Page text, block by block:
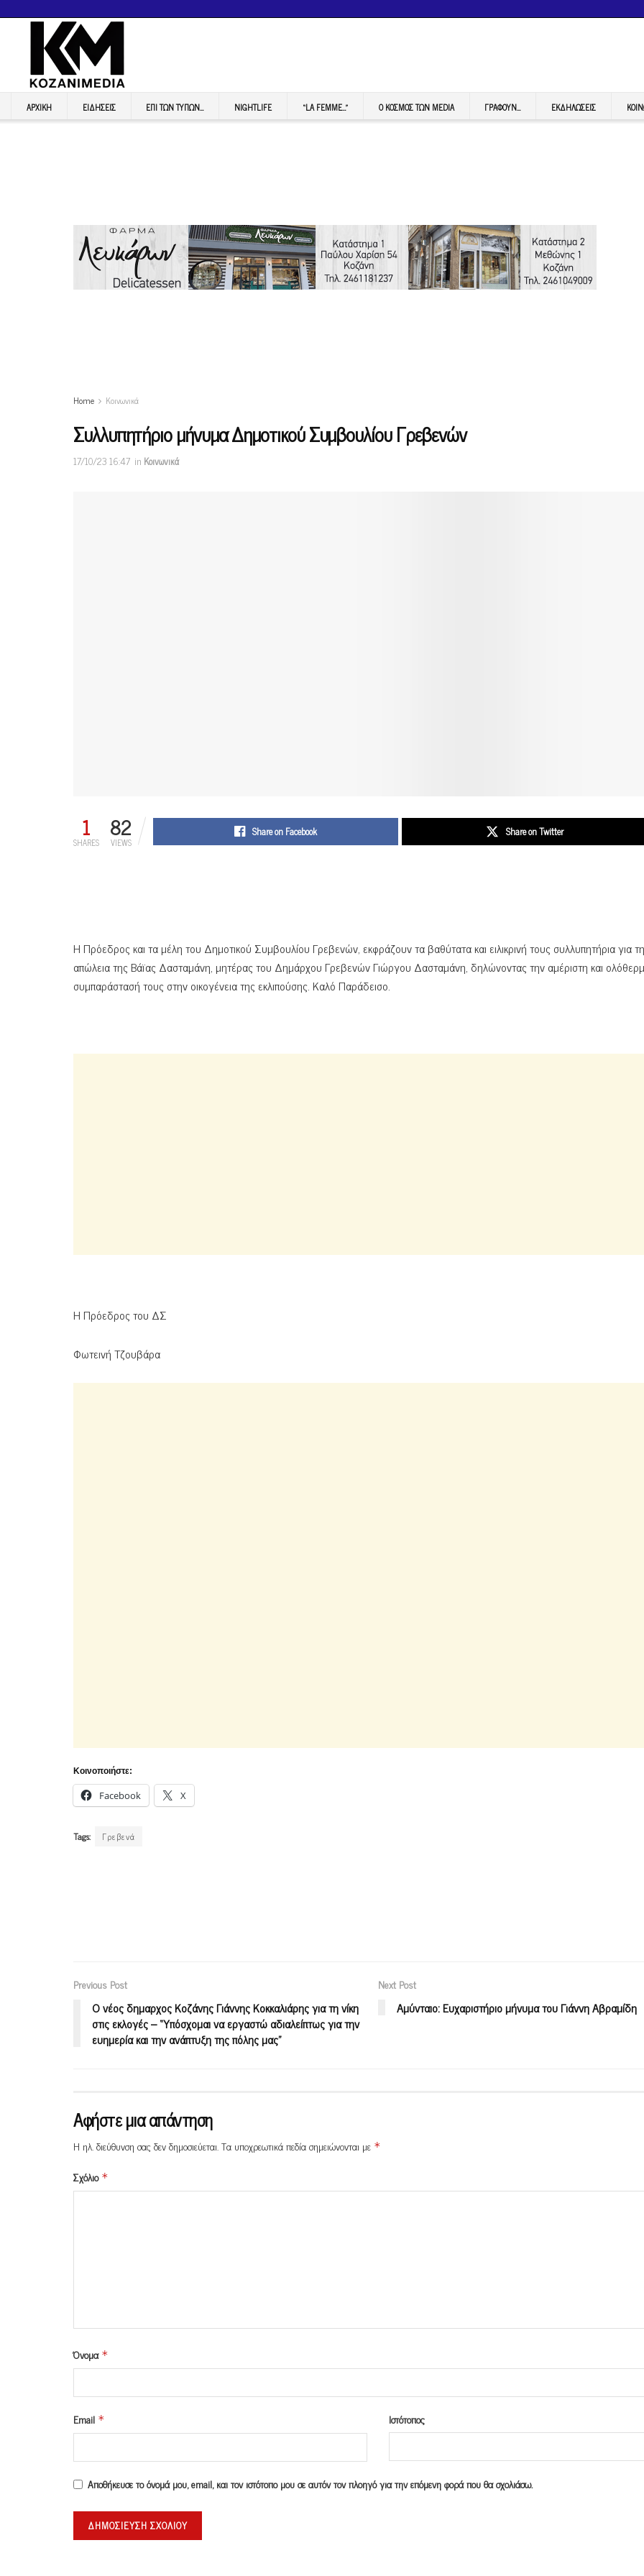
ΑΡΧΙΚΉ ΕΙΔΉΣΕΙΣ ΕΠI ΤΩΝ ΤΥΠΩΝ… NIGHTLIFE “LA FEMME…” Ο ΚΟΣΜΟΣ ΤΩΝ MEDIA ΓΡΆΦΟΥΝ… ΕΚΔΗΛΏΣΕΙΣ
Home Κοινωνικά
Συλλυπητήριο μήνυμα Δημοτικού Συμβουλίου Γρεβενών
17/10/23 16:47 in Κοινωνικά
1
SHARES 82
VIEWS
Share on Facebook Share on Twitter
Η Πρόεδρος και τα μέλη του Δημοτικού Συμβουλίου Γρεβενών, εκφράζουν τα βαθύτατα και ειλικρινή τους συλλυπητήρια για
απώλεια της Βάϊας Δασταμάνη, μητέρας του Δημάρχου Γρεβενών Γιώργου Δασταμάνη, δηλώνοντας την αμέριστη και
συμπαράστασή τους στην οικογένεια της εκλιπούσης. Καλό Παράδεισο.
Η Πρόεδρος του ΔΣ
Φωτεινή Τζουβάρα
Κοινοποιήστε:
Facebook X
Tags: Γρεβενά
Previous Post
Ο νέος δημαρχος Κοζάνης Γιάννης Κοκκαλιάρης για τη νίκη
στις εκλογές – “Υπόσχομαι να εργαστώ αδιαλείπτως για την
ευημερία και την ανάπτυξη της πόλης μας”
Next Post
Αμύνταιο: Ευχαριστήριο μήνυμα του Γιάννη Αβραμίδη
Αφήστε μια απάντηση
Η ηλ. διεύθυνση σας δεν δημοσιεύεται.Τα υποχρεωτικά πεδία σημειώνονται με *
Σχόλιο *
Όνομα *
Email * Ιστότοπος
Αποθήκευσε το όνομά μου, email, και τον ιστότοπο μου σε αυτόν τον πλοηγό για την επόμενη φορά που θα σχολιάσω.